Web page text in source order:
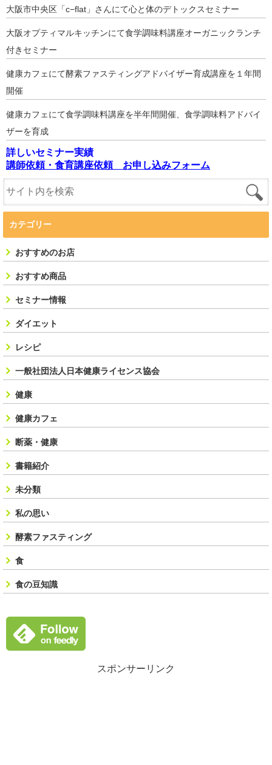
大阪市中央区「c−flat」さんにて心と体のデトックスセミナー
大阪オプティマルキッチンにて食学調味料講座オーガニックランチ
付きセミナー
健康カフェにて酵素ファスティングアドバイザー育成講座を１年間
開催
健康カフェにて食学調味料講座を半年間開催、食学調味料アドバイ
ザーを育成
詳しいセミナー実績
講師依頼・食育講座依頼 お申し込みフォーム
カテゴリー
おすすめのお店
おすすめ商品
セミナー情報
ダイエット
レシピ
一般社団法人日本健康ライセンス協会
健康
健康カフェ
断薬・健康
書籍紹介
未分類
私の思い
酵素ファスティング
食
食の豆知識
スポンサーリンク